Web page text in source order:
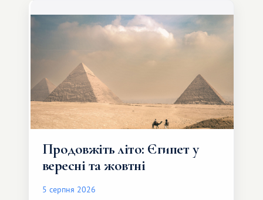
Продовжіть літо: Єгипет у
вересні та жовтні
5 серпня 2026